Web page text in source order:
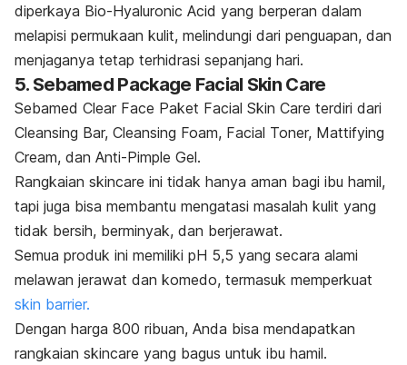
diperkaya Bio-Hyaluronic Acid yang berperan dalam
melapisi permukaan kulit, melindungi dari penguapan, dan
menjaganya tetap terhidrasi sepanjang hari.
5. Sebamed Package Facial Skin Care
Sebamed Clear Face Paket Facial Skin Care terdiri dari
Cleansing Bar, Cleansing Foam, Facial Toner, Mattifying
Cream, dan Anti-Pimple Gel.
Rangkaian skincare ini tidak hanya aman bagi ibu hamil,
tapi juga bisa membantu mengatasi masalah kulit yang
tidak bersih, berminyak, dan berjerawat.
Semua produk ini memiliki pH 5,5 yang secara alami
melawan jerawat dan komedo, termasuk memperkuat
skin barrier.
Dengan harga 800 ribuan, Anda bisa mendapatkan
rangkaian skincare yang bagus untuk ibu hamil.